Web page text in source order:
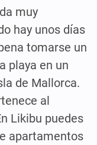
muy
hay unos días
tomarse un
playa en un
de Mallorca.
al
Likibu puedes
apartamentos